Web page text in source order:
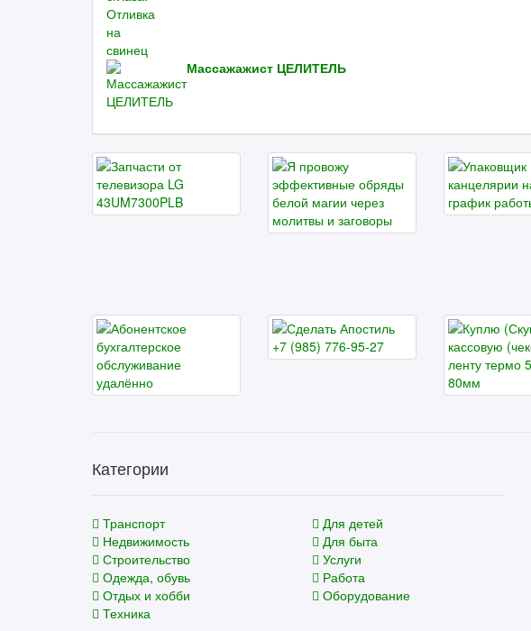
Массажажист ЦЕЛИТЕЛЬ
Категории
Транспорт
Недвижимость
Строительство
Одежда, обувь
Отдых и хобби
Техника
Для детей
Для быта
Услуги
Работа
Оборудование